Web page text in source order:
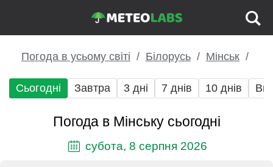
Погода в усьому світі Білорусь Мінськ
Сьогодні Завтра 3 дні 7 днів 10 днів
Погода в Мінську сьогодні
субота, 8 серпня 2026